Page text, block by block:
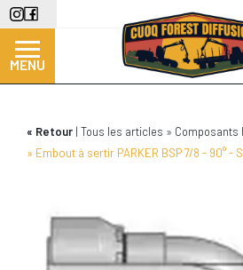
Aller
au
contenu
principal
MENU
Retour Tous les articles Composants
Embout à sertir PARKER BSP 7/8 - 90° -